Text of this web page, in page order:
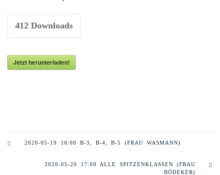
412 Downloads
Jetzt herunterladen!
2020-05-19 16:00 B-3, B-4, B-5 (FRAU WASMANN)
2020-05-20 17:00 ALLE SPITZENKLASSEN (FRAU
BÖDEKER)